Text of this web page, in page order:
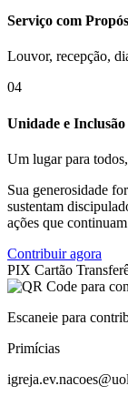
Serviço com
Louvor, recepção,
04
Unidade e Inclusão
Um lugar para
Sua generosidade
sustentam
ações que
Contribuir agora
PIX Cartão
Escaneie para
Primícias